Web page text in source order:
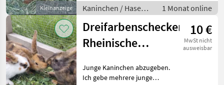
Kleinanzeige
Jungkaninchen
Kaninchen / Hasen /
Jungkaninchen
1 Monat online
Dreifarbenschecken,
Rheinische
10 €
MwSt nicht
ausweisbar
Junge Kaninchen abzugeben.
Ich gebe mehrere junge